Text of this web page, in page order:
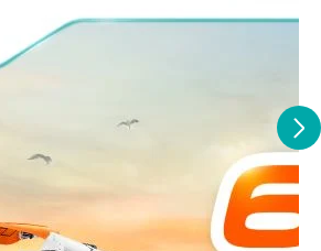
Siam Kubota
าน
ปอเรชั่น ประเทศญี่ปุ่น จึงมีความทนทาน ใช้
ย่างดี ก็จะเป็นการช่วยยืดอายุการใช้งานของ
กสบาย